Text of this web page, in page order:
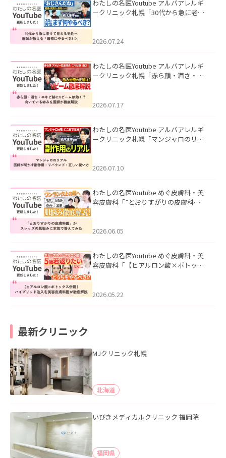
わたしの名医Youtube アルバアレルギ
ークリニック札幌「30代から急に老け
た。
2026.07.24
わたしの名医Youtube アルバアレルギ
ークリニック札幌「赤ら顔・酒さ・ニ
した。
2026.07.17
わたしの名医Youtube アルバアレルギ
ークリニック札幌「マンジャロのリア
た。
2026.07.10
わたしの名医Youtube めぐ皮膚科・美
容皮膚科「”とおりすがりの皮膚科
2026.06.05
わたしの名医Youtube めぐ皮膚科・美
容皮膚科「【ヒアルロン酸×ボトック
た。
2026.05.22
最新クリニック
MJクリニック札幌
北海道
いびきメディカルクリニック 福岡院
福岡県